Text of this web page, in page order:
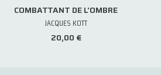
COMBATTANT DE L'OMBRE
JACQUES KOTT
20,00 €